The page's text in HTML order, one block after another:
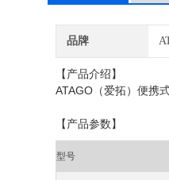
品牌
【产品介绍】
ATAGO（爱拓）便携
【产品参数】
型号